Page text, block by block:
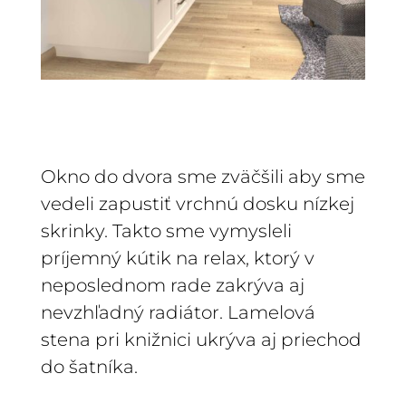
Okno do dvora sme zväčšili aby sme
vedeli zapustiť vrchnú dosku nízkej
skrinky. Takto sme vymysleli
príjemný kútik na relax, ktorý v
neposlednom rade zakrýva aj
nevzhľadný radiátor. Lamelová
stena pri knižnici ukrýva aj priechod
do šatníka.